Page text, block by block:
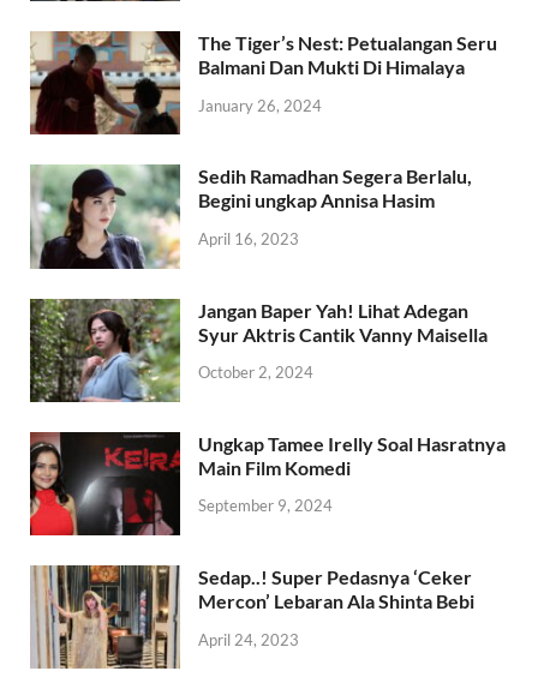
The Tiger’s Nest: Petualangan Seru
Balmani Dan Mukti Di Himalaya
January 26, 2024
Sedih Ramadhan Segera Berlalu,
Begini ungkap Annisa Hasim
April 16, 2023
Jangan Baper Yah! Lihat Adegan
Syur Aktris Cantik Vanny Maisella
October 2, 2024
Ungkap Tamee Irelly Soal Hasratnya
Main Film Komedi
September 9, 2024
Sedap..! Super Pedasnya ‘Ceker
Mercon’ Lebaran Ala Shinta Bebi
April 24, 2023